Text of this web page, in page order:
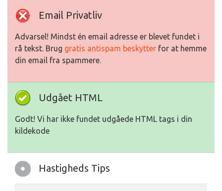
Email Privatliv
Advarsel! Mindst én email adresse er blevet fundet i
rå tekst. Brug gratis antispam beskytter for at hemme
din email fra spammere.
Udgået HTML
Godt! Vi har ikke fundet udgåede HTML tags i din
kildekode
Hastigheds Tips